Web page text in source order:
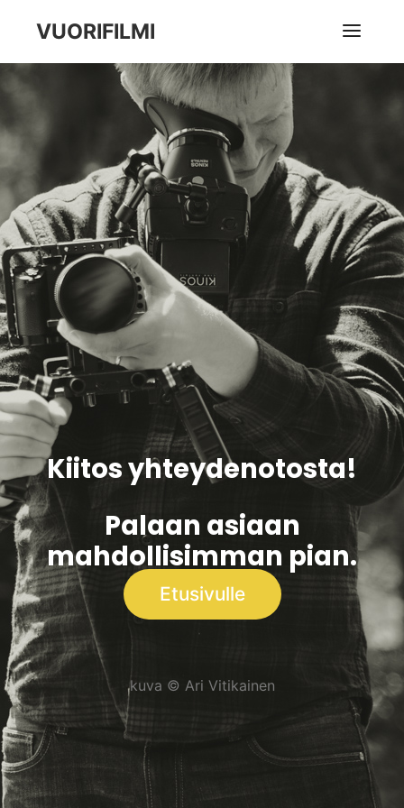
VUORIFILMI
Kiitos yhteydenotosta!
Palaan asiaan
mahdollisimman pian.
Etusivulle
kuva © Ari Vitikainen